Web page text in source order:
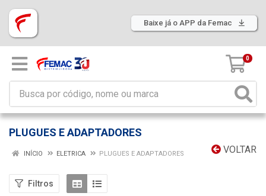
Baixe já o APP da Femac
0
PLUGUES E ADAPTADORES
VOLTAR
INÍCIO ELETRICA PLUGUES E ADAPTADORES
Filtros